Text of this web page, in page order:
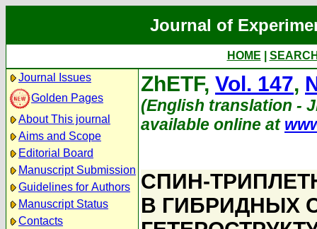
Journal of
HOME
Journal Issues
Golden Pages
About This journal
Aims and Scope
Editorial Board
Manuscript Submission
Guidelines for Authors
Manuscript Status
Contacts
ZhETF, Vol. 147,
(English translation -
available online at
СПИН-
В ГИБРИДНЫХ